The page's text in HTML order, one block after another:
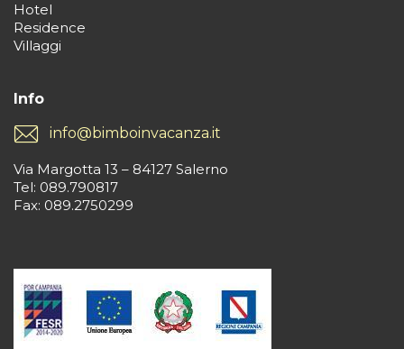
Hotel
Residence
Villaggi
Info
info@bimboinvacanza.it
Via Margotta 13 – 84127 Salerno
Tel: 089.790817
Fax: 089.2750299